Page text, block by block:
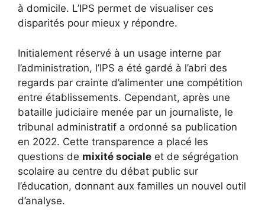
à domicile. L’IPS permet de visualiser ces
disparités pour mieux y répondre.
Initialement réservé à un usage interne par
l’administration, l’IPS a été gardé à l’abri des
regards par crainte d’alimenter une compétition
entre établissements. Cependant, après une
bataille judiciaire menée par un journaliste, le
tribunal administratif a ordonné sa publication
en 2022. Cette transparence a placé les
questions de mixité sociale et de ségrégation
scolaire au centre du débat public sur
l’éducation, donnant aux familles un nouvel outil
d’analyse.